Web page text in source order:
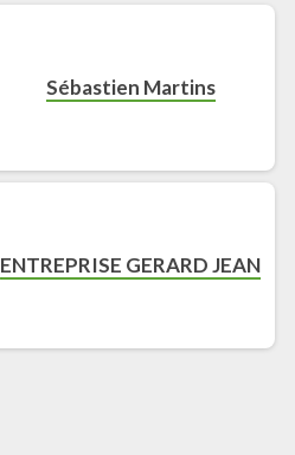
Sébastien Martins
ENTREPRISE GERARD JEAN